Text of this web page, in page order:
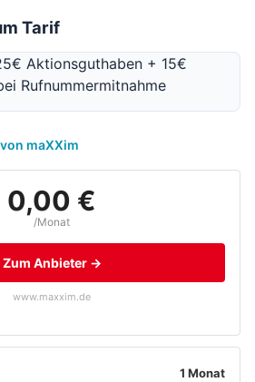
Tarif
Aktionsguthaben + 15€
Rufnummermitnahme
maXXim
0,00 €
/Monat
Zum Anbieter →
www.maxxim.de
1 Monat